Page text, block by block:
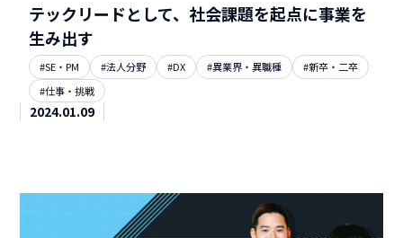
テックリードとして、社会課題を起点に事業を
生み出す
#SE・PM #法人分野 #DX #異業界・異職種
#新卒・二卒
#仕事・挑戦
2024.01.09